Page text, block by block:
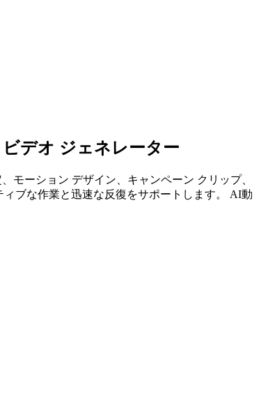
デオ ジェネレーター
モーション デザイン、キャンペーン クリップ、
ブな作業と迅速な反復をサポートします。 AI動